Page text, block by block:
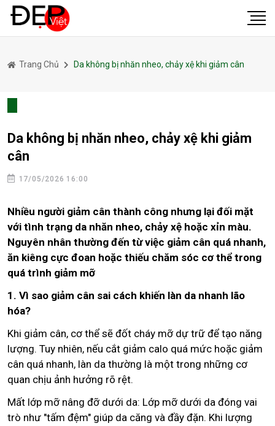
Trang Chủ Da không bị nhăn nheo, chảy xệ khi giảm cân
Da không bị nhăn nheo, chảy xệ khi giảm
cân
17/05/2026 16:00
Nhiều người giảm cân thành công nhưng lại đối mặt
với tình trạng da nhăn nheo, chảy xệ hoặc xỉn màu.
Nguyên nhân thường đến từ việc giảm cân quá nhanh,
ăn kiêng cực đoan hoặc thiếu chăm sóc cơ thể trong
quá trình giảm mỡ
1. Vì sao giảm cân sai cách khiến làn da nhanh lão
hóa?
Khi giảm cân, cơ thể sẽ đốt cháy mỡ dự trữ để tạo năng
lượng. Tuy nhiên, nếu cắt giảm calo quá mức hoặc giảm
cân quá nhanh, làn da thường là một trong những cơ
quan chịu ảnh hưởng rõ rệt.
Mất lớp mỡ nâng đỡ dưới da: Lớp mỡ dưới da đóng vai
trò như "tấm đệm" giúp da căng và đầy đặn. Khi lượng